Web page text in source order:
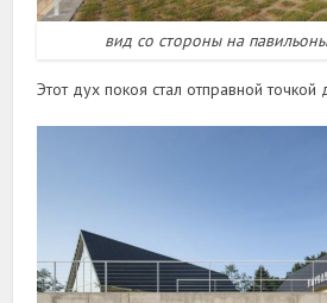
вид со стороны на
Этот дух покоя стал отправной точкой